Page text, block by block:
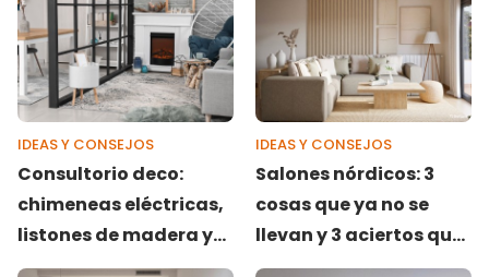
IDEAS Y CONSEJOS
Consultorio deco:
chimeneas eléctricas,
listones de madera y
distribución de un
IDEAS Y CONSEJOS
Salones nórdicos: 3
cosas que ya no se
llevan y 3 aciertos que
perduran